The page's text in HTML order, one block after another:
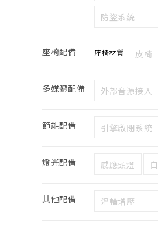
防盜系統
座椅配備 座椅材質 皮椅
多媒體配備 外部音源接入
節能配備 引擎啟閉系統
燈光配備 感應頭燈
其他配備 渦輪增壓